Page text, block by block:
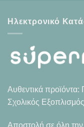
Ηλεκτρονικό
Αυθεντικά προϊόντα:
Σχολικός
Αποστολή σε όλη